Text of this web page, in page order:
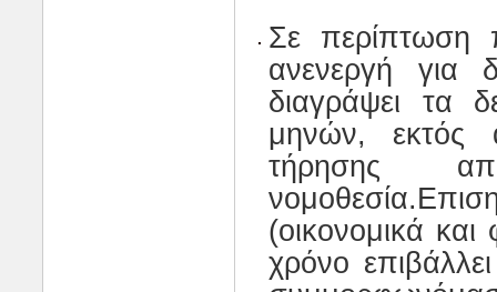
Σε περίπτωση
ανενεργή
διαγράψει τα
μηνών, εκτός
τήρησης
(οικονομικά και
χρόνο